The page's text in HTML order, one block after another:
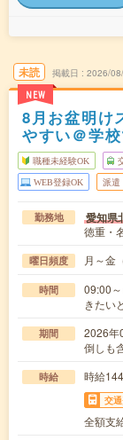
未読
NEW
掲載日 2026/
8月お盆明け
やすい＠学
職種未経験OK
WEB登録OK 派遣
勤務地 愛知県
徳重・
曜日頻度 月～金
時間
09:00
きたい
期間
2026年
倒しも
時給 時給
交
全額支